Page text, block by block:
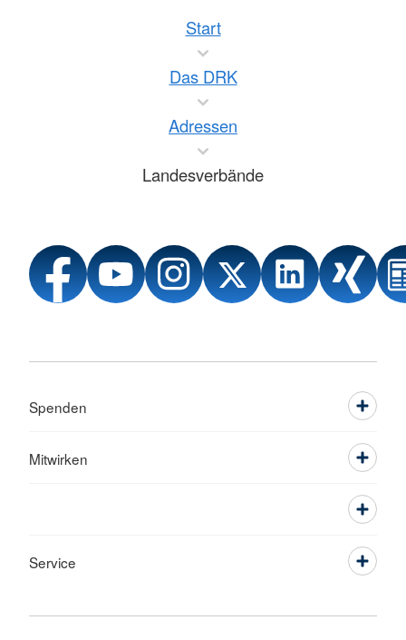
Start
Das DRK
Adressen
Landesverbände
Spenden
Mitwirken
Service